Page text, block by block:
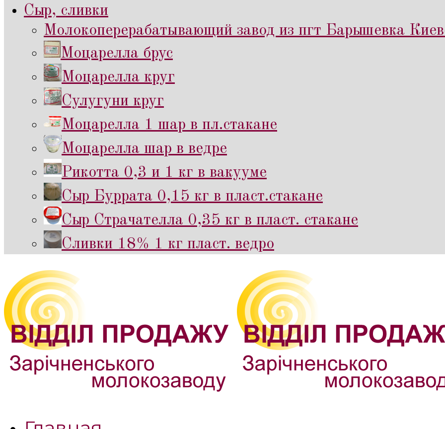
Сыр, сливки
Молокоперерабатывающий завод из пгт Барышевка
Моцарелла брус
Моцарелла круг
Сулугуни круг
Моцарелла 1 шар в пл.стакане
Моцарелла шар в ведре
Рикотта 0,3 и 1 кг в вакууме
Сыр Буррата 0,15 кг в пласт.стакане
Сыр Страчателла 0,35 кг в пласт. стакане
Сливки 18% 1 кг пласт. ведро